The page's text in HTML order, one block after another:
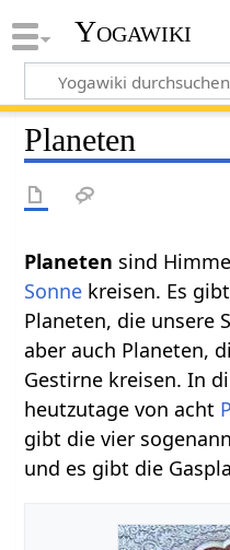
Yogawiki
Planeten
sind
Sonne kreisen. Es
Planeten, die unsere
aber auch Planeten,
Gestirne kreisen. In
heutzutage von acht
gibt die vier
und es gibt die